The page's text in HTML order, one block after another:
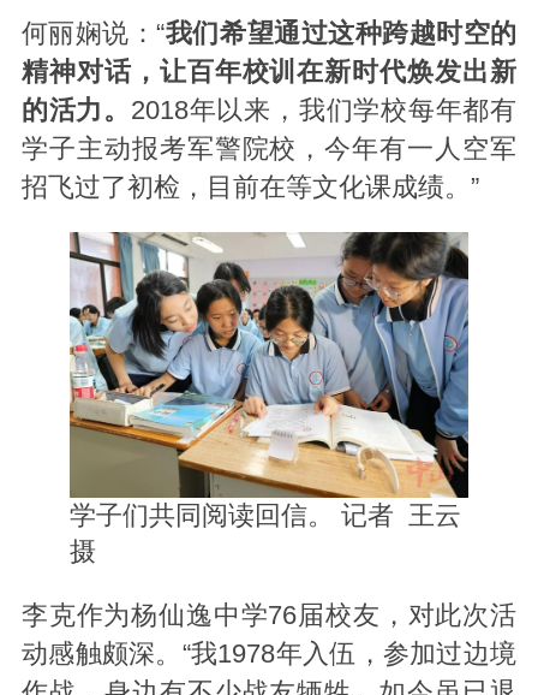
何丽娴说：“我们希望通过这种跨越时空的
精神对话，让百年校训在新时代焕发出新
的活力。 2018年以来，我们学校每年都有
学子主动报考军警院校，今年有一人空军
招飞过了初检，目前在等文化课成绩。”
学子们共同阅读回信。 记者 王云
摄
李克作为杨仙逸中学76届校友，对此次活
动感触颇深。“我1978年入伍，参加过边境